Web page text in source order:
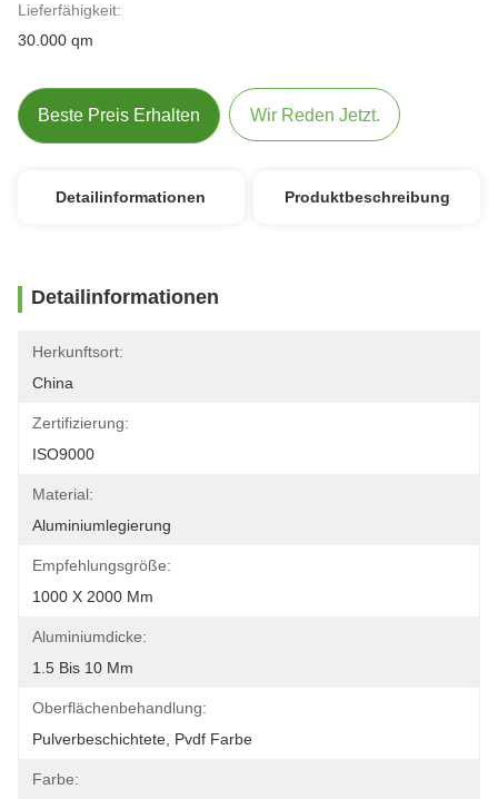
Lieferfähigkeit:
30.000 qm
Beste Preis Erhalten Wir Reden Jetzt.
Detailinformationen Produktbeschreibung
Detailinformationen
Herkunftsort:
China
Zertifizierung:
ISO9000
Material:
Aluminiumlegierung
Empfehlungsgröße:
1000 X 2000 Mm
Aluminiumdicke:
1.5 Bis 10 Mm
Oberflächenbehandlung:
Pulverbeschichtete, Pvdf Farbe
Farbe: